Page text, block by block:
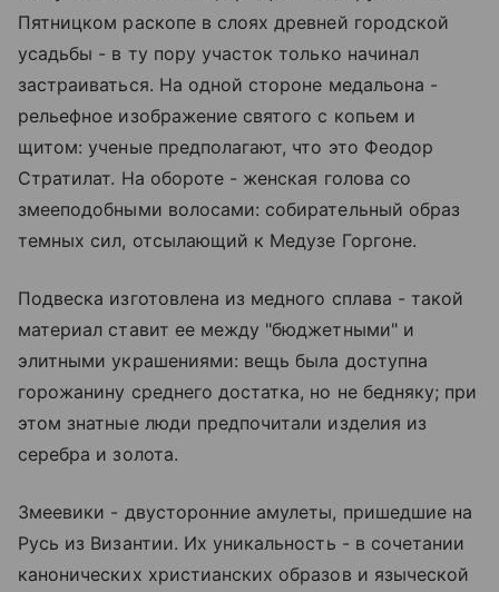
Пятницком раскопе в слоях древней городской
усадьбы - в ту пору участок только начинал
застраиваться. На одной стороне медальона -
рельефное изображение святого с копьем и
щитом: ученые предполагают, что это Феодор
Стратилат. На обороте - женская голова со
змееподобными волосами: собирательный образ
темных сил, отсылающий к Медузе Горгоне.
Подвеска изготовлена из медного сплава - такой
материал ставит ее между "бюджетными" и
элитными украшениями: вещь была доступна
горожанину среднего достатка, но не бедняку; при
этом знатные люди предпочитали изделия из
серебра и золота.
Змеевики - двусторонние амулеты, пришедшие на
Русь из Византии. Их уникальность - в сочетании
канонических христианских образов и языческой